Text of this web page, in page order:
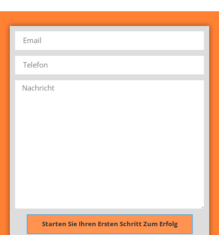
Starten Sie Ihren Ersten Schritt Zum Erfolg